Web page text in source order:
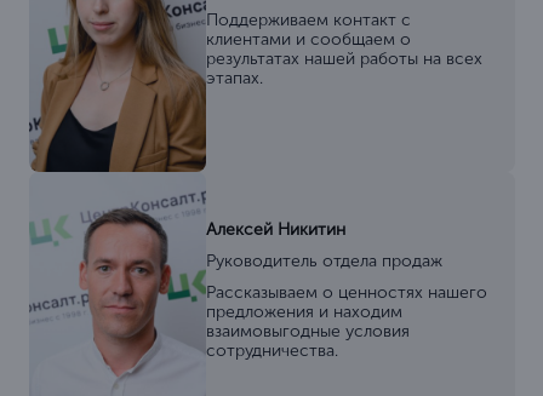
Поддерживаем контакт с
клиентами и сообщаем о
результатах нашей работы на всех
этапах.
Алексей Никитин
Руководитель отдела продаж
Рассказываем о ценностях нашего
предложения и находим
взаимовыгодные условия
сотрудничества.